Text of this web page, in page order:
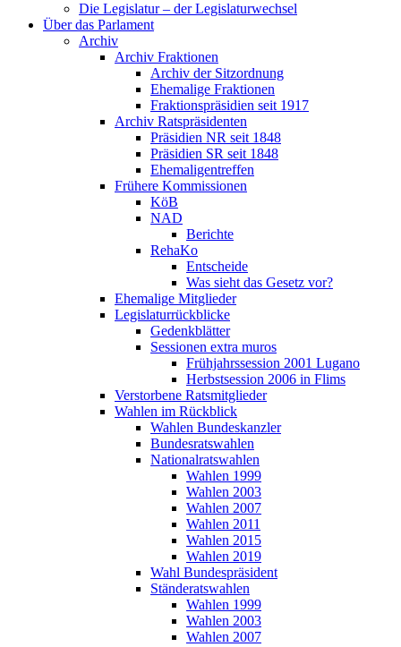
Die Legislatur – der Legislaturwechsel
Über das Parlament
Archiv
Archiv Fraktionen
Archiv der Sitzordnung
Ehemalige Fraktionen
Fraktionspräsidien seit 1917
Archiv Ratspräsidenten
Präsidien NR seit 1848
Präsidien SR seit 1848
Ehemaligentreffen
Frühere Kommissionen
KöB
NAD
Berichte
RehaKo
Entscheide
Was sieht das Gesetz vor?
Ehemalige Mitglieder
Legislaturrückblicke
Gedenkblätter
Sessionen extra muros
Frühjahrssession 2001 Lugano
Herbstsession 2006 in Flims
Verstorbene Ratsmitglieder
Wahlen im Rückblick
Wahlen Bundeskanzler
Bundesratswahlen
Nationalratswahlen
Wahlen 1999
Wahlen 2003
Wahlen 2007
Wahlen 2011
Wahlen 2015
Wahlen 2019
Wahl Bundespräsident
Ständeratswahlen
Wahlen 1999
Wahlen 2003
Wahlen 2007